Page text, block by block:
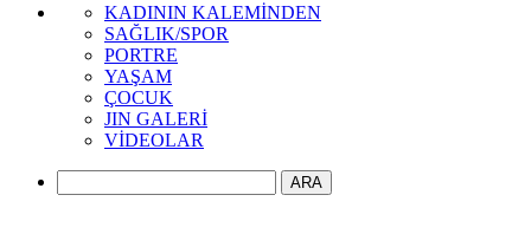
KADININ KALEMİNDEN
SAĞLIK/SPOR
PORTRE
YAŞAM
ÇOCUK
JIN GALERİ
VİDEOLAR
ARA